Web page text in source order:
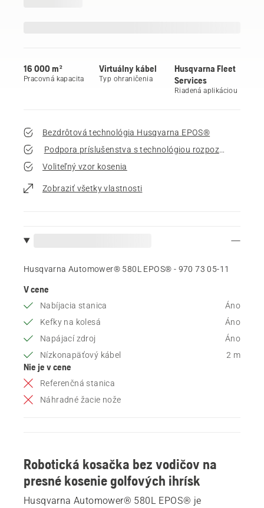
16 000 m²
Pracovná kapacita
Virtuálny kábel
Typ ohraničenia
Husqvarna Fleet
Services
Riadená aplikáciou
Bezdrôtová technológia Husqvarna EPOS®
Podpora príslušenstva s technológiou rozpoznávania s
Voliteľný vzor kosenia
Zobraziť všetky vlastnosti
Husqvarna Automower® 580L EPOS® - 970 73 05‑11
V cene
Nabíjacia stanica
Áno
Kefky na kolesá
Áno
Napájací zdroj
Áno
Nízkonapäťový kábel
2 m
Nie je v cene
Referenčná stanica
Náhradné žacie nože
Robotická kosačka bez vodičov na
presné kosenie golfových ihrísk
Husqvarna Automower® 580L EPOS® je